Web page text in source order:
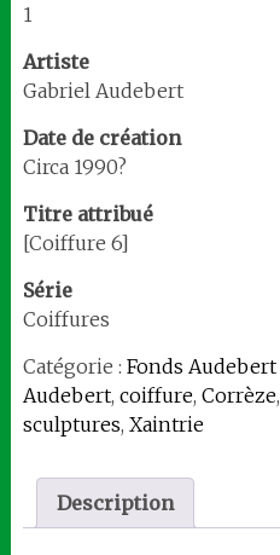
1
Artiste
Gabriel Audebert
Date de création
Circa 1990?
Titre attribué
[Coiffure 6]
Série
Coiffures
Catégorie : Fonds Audebert
Audebert, coiffure, Corrèze,
sculptures, Xaintrie
Description